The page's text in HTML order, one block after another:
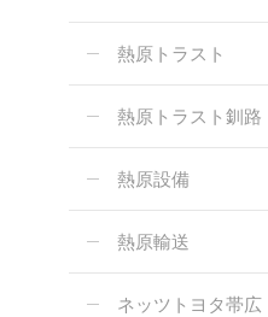
熱原トラスト
熱原トラスト釧路
熱原設備
熱原輸送
ネッツトヨタ帯広